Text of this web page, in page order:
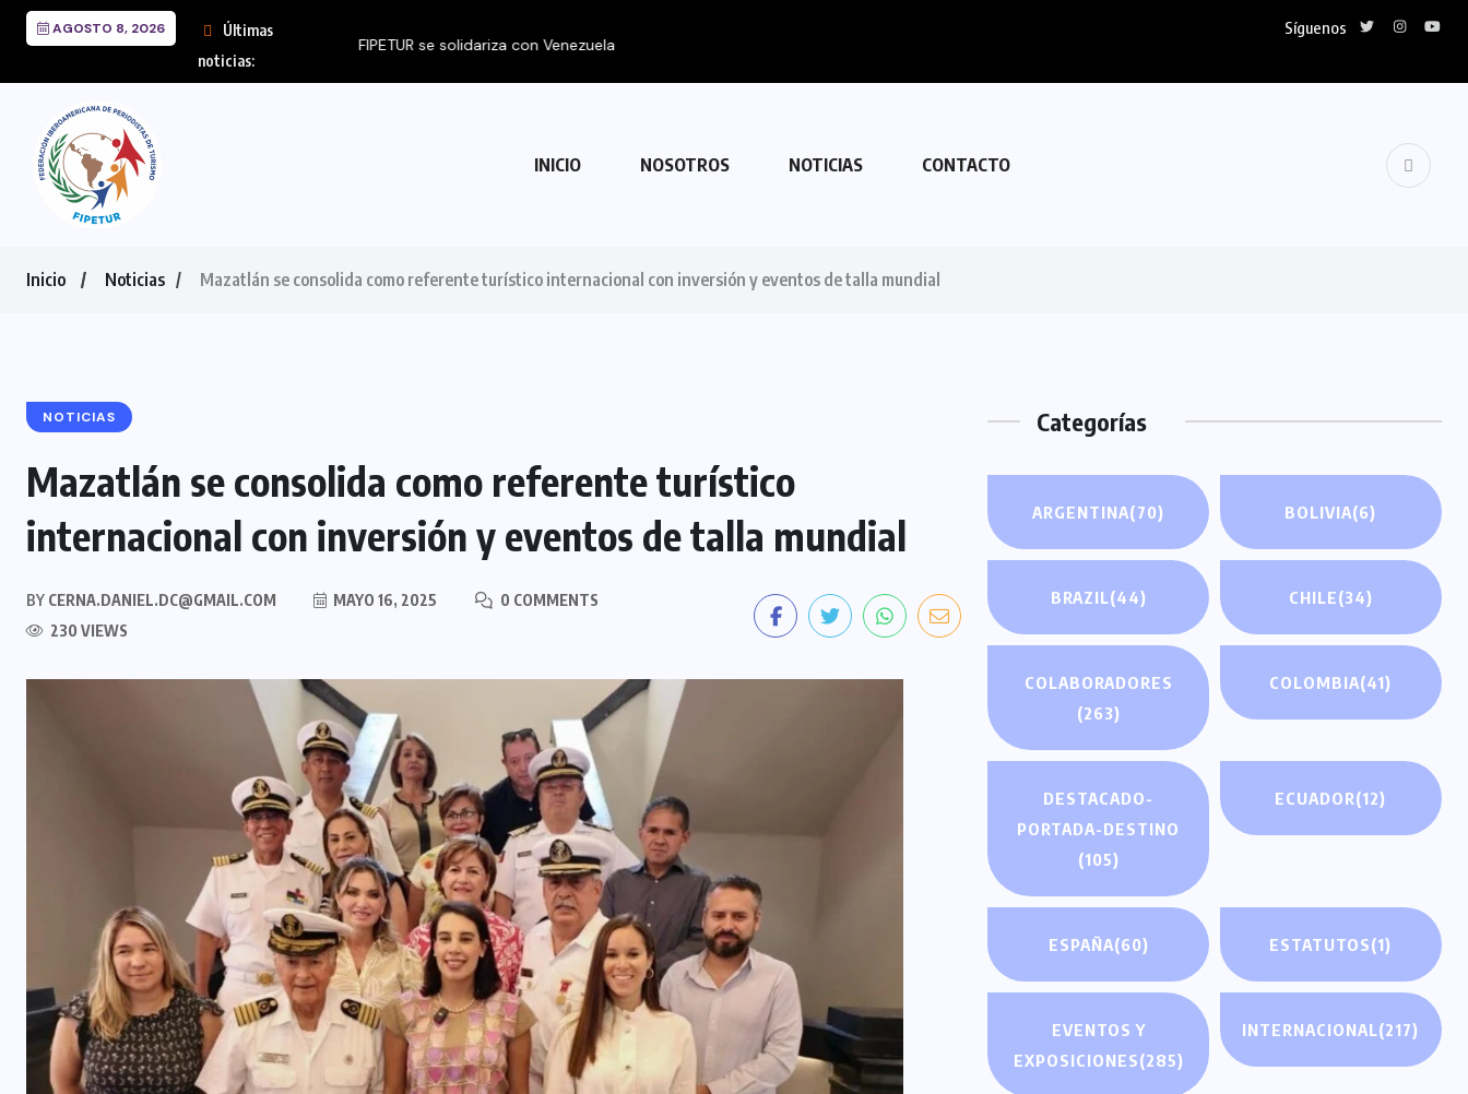
AGOSTO 8, 2026
Últimas
noticias:
FIPETUR se solidariza con Venezuela
Síguenos
INICIO NOSOTROS NOTICIAS CONTACTO
Inicio Noticias Mazatlán se consolida como referente turístico internacional con inversión y eventos de talla mundial
NOTICIAS
Mazatlán se consolida como referente turístico
internacional con inversión y eventos de talla mundial
BY CERNA.DANIEL.DC@GMAIL.COM MAYO 16, 2025
0 COMMENTS
230 VIEWS
Categorías
ARGENTINA(70) BOLIVIA(6)
BRAZIL(44) CHILE(34)
COLABORADORES
(263)
COLOMBIA(41)
DESTACADO-
PORTADA-DESTINO
(105)
ECUADOR(12)
ESPAÑA(60) ESTATUTOS(1)
EVENTOS Y
EXPOSICIONES(285)
INTERNACIONAL(217)